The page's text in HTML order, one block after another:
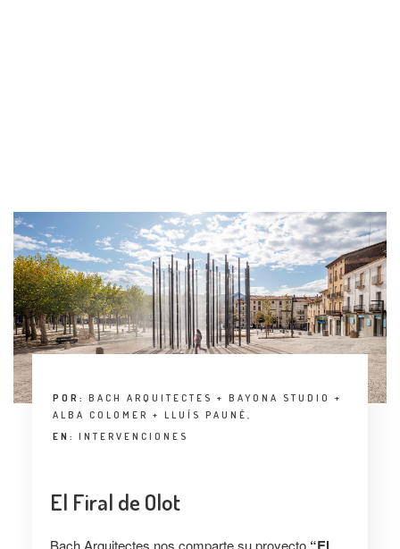
LANDUUM
COLABORADORES
CONSEJO HONORÍFICO
POR: BACH ARQUITECTES + BAYONA STUDIO +
ALBA COLOMER + LLUÍS PAUNÉ,
EN: INTERVENCIONES
El Firal de Olot
Bach Arquitectes nos comparte su proyecto